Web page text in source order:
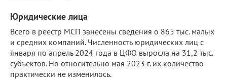
Юридические лица
Всего в реестр МСП занесены сведения о 865 тыс. малых
и средних компаний. Численность юридических лиц с
января по апрель 2024 года в ЦФО выросла на 31,2 тыс.
субъектов. Но относительно мая 2023 г. их количество
практически не изменилось.